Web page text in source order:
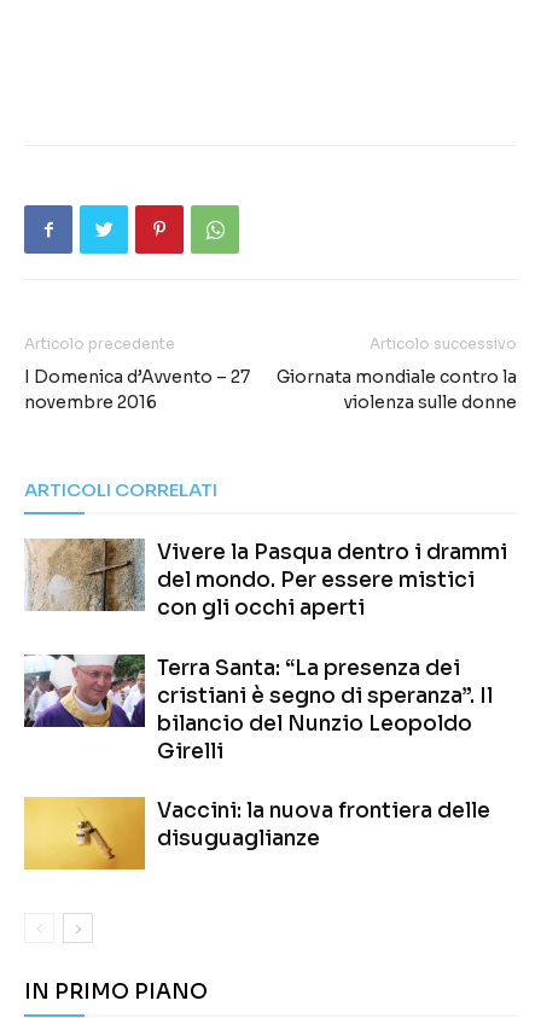
Articolo precedente
I Domenica d’Avvento – 27
novembre 2016
Articolo successivo
Giornata mondiale contro la
violenza sulle donne
ARTICOLI CORRELATI
Vivere la Pasqua dentro i drammi
del mondo. Per essere mistici
con gli occhi aperti
Terra Santa: “La presenza dei
cristiani è segno di speranza”. Il
bilancio del Nunzio Leopoldo
Girelli
Vaccini: la nuova frontiera delle
disuguaglianze
IN PRIMO PIANO